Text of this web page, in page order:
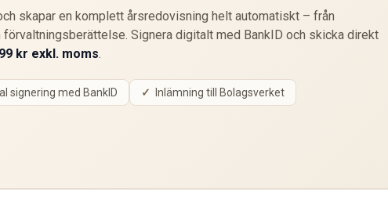
skapar en komplett årsredovisning helt automatiskt – från
Signera digitalt med BankID och skicka direkt
kr exkl. moms
signering med BankID Inlämning till Bolagsverket